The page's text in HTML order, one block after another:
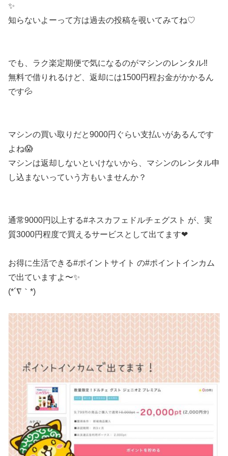
✨
知らないよーって方は過去の投稿を覗いてみてね♡
でも、ラク楽定期便で気になるのがマシンのレンタル‼️
無料で借りれるけど、返却には1500円程お金がかかるん
です💦
マシンの買い取りだと9000円ぐらい支払いがあるんです
よね😱
マシンは返却しないといけないから、マシンのレンタル申
し込まないっていう方もいませんか？
通常9000円以上する#ネスカフェドルチェグスト が、実
質3000円程度で買えるサービスとして出てます❤︎
お得に生活できる#ポイントサイト の#ポイントインカム
で出ていますよ〜✨
(*´∇｀*)